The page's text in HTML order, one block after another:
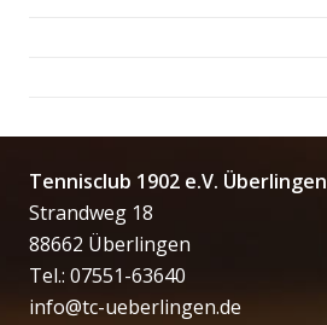
Tennisclub 1902 e.V. Überlingen
Strandweg 18
88662 Überlingen
Tel.: 07551-63640
info@tc-ueberlingen.de